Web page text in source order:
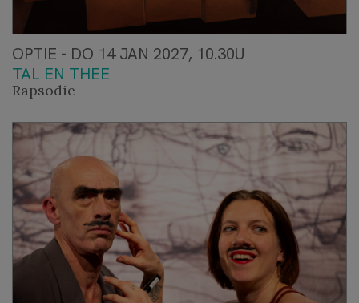
OPTIE - DO 14 JAN 2027, 10.30U
TAL EN THEE
Rapsodie